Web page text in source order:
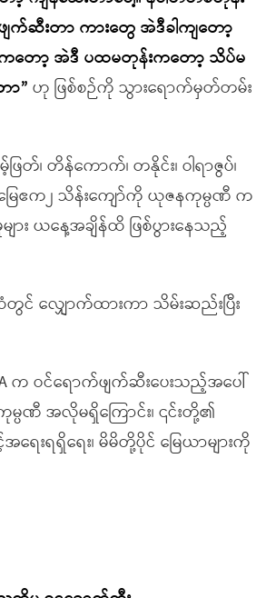
ဆီးတာ ကားတွေ အဲဒီခါကျတော့
တော့ အဲဒီ ပထမတုန်းကတော့ သိပ်မ
ာ” ဟု ဖြစ်စဉ်ကို သွားရောက်မှတ်တမ်း
တ်၊ တိန်ကောက်၊ တနိုင်း၊ ဝါရာဇွပ်၊
င် မြေဧက၂ သိန်းကျော်ကို ယုဇနကုမ္ပဏီ က
ား ယနေ့အချိန်ထိ ဖြစ်ပွားနေသည့်
င် လျှောက်ထားကာ သိမ်းဆည်းပြီး
က ဝင်ရောက်ဖျက်ဆီးပေးသည့်အပေါ်
ပဏီ အလိုမရှိကြောင်း၊ ၎င်းတို့၏
ေးရရှိရေး၊ မိမိတို့ပိုင် မြေယာများကို